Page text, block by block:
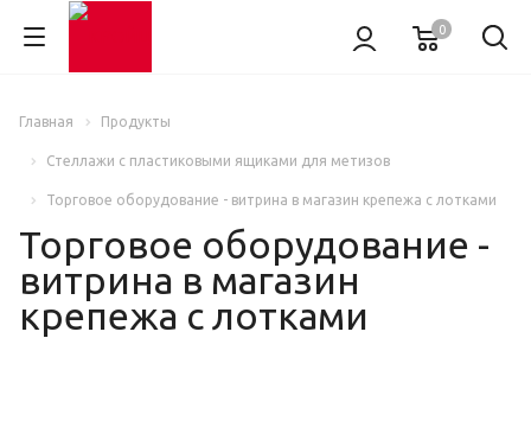
0
Главная Продукты
Стеллажи с пластиковыми ящиками для метизов
Торговое оборудование - витрина в магазин крепежа с лотками
Торговое оборудование -
витрина в магазин
крепежа с лотками